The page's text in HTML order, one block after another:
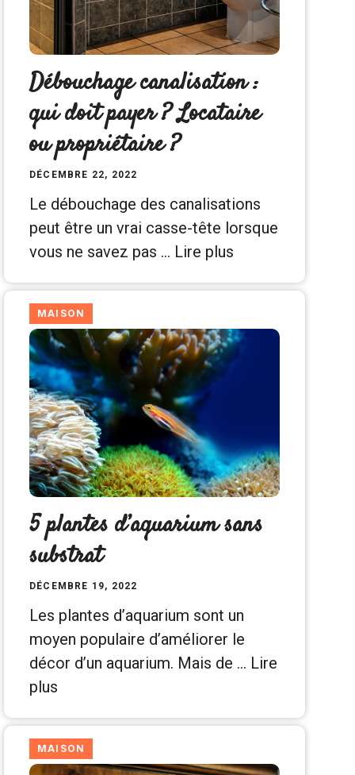
Débouchage canalisation :
qui doit payer ? Locataire
ou propriétaire ?
DÉCEMBRE 22, 2022
Le débouchage des canalisations
peut être un vrai casse-tête lorsque
vous ne savez pas … Lire plus
MAISON
5 plantes d’aquarium sans
substrat
DÉCEMBRE 19, 2022
Les plantes d’aquarium sont un
moyen populaire d’améliorer le
décor d’un aquarium. Mais de … Lire
plus
MAISON